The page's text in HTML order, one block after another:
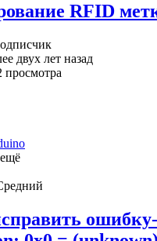
RFID
двух лет назад
просмотра